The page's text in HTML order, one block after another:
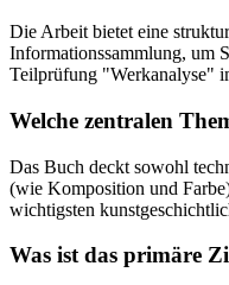
Die Arbeit bietet eine
Informationssammlung, um
Teilprüfung "Werkanalyse"
Welche zentralen
Das Buch deckt sowohl
(wie Komposition und
wichtigsten
Was ist das primäre